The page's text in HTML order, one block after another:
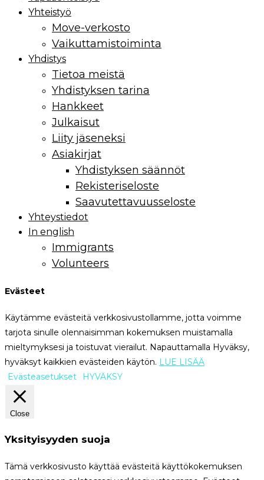
Yhteistyö
Move-verkosto
Vaikuttamis­toiminta
Yhdistys
Tietoa meistä
Yhdistyksen tarina
Hankkeet
Julkaisut
Liity jäseneksi
Asiakirjat
Yhdistyksen säännöt
Rekisteriseloste
Saavutettavuusseloste
Yhteystiedot
In english
Immigrants
Volunteers
Evästeet
Käytämme evästeitä verkkosivustollamme, jotta voimme
tarjota sinulle olennaisimman kokemuksen muistamalla
mieltymyksesi ja toistuvat vierailut. Napauttamalla Hyväksy,
hyväksyt kaikkien evästeiden käytön. LUE LISÄÄ
Evästeasetukset
HYVÄKSY
Close
Yksityisyyden suoja
Tämä verkkosivusto käyttää evästeitä käyttökokemuksen